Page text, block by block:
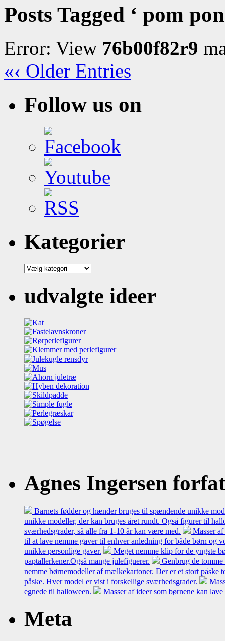
Posts Tagged ‘ pom
Error: View 76b00f82r9
«‹ Older Entries
Follow us on
Kategorier
Kategorier
udvalgte ideer
Agnes Ingersen
Barnets fødder og hænder bruges til spændende unikke
unikke modeller, der kan bruges året rundt. Også figurer til
sværhedsgrader, så alle fra 1-10 år kan være med.
Masser
til at lave nemme gaver til enhver anledning for både børn og
unikke personlige gaver.
Meget nemme klip for de yngste
paptallerkener.Også mange julefiguerer.
Genbrug de
nemme børnemodeller af mælkekartoner. Der er et stort påske
påske. Hver model er vist i forskellige sværhedsgrader.
egnede til halloween.
Masser af ideer som børnene kan
Meta